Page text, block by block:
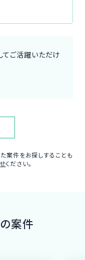
てご活躍いただけ
案件をお探しすることも
ください。
案件